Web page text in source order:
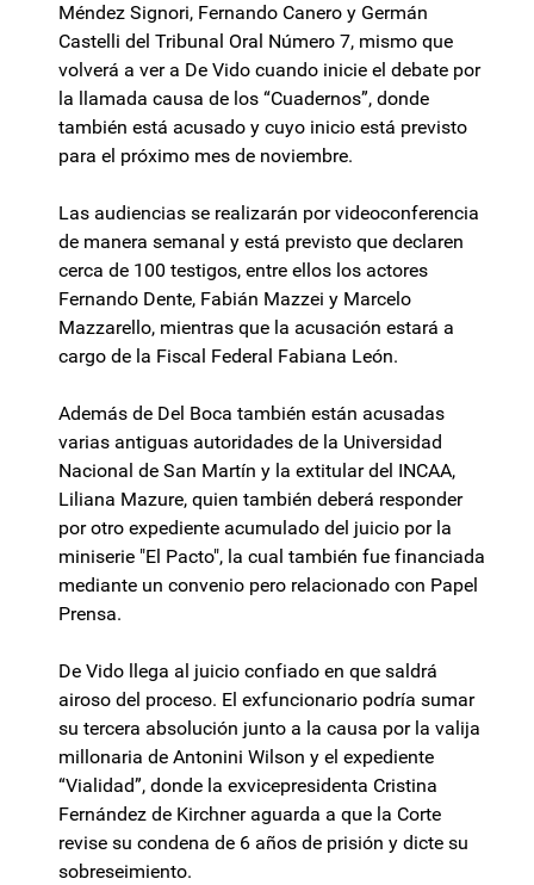
Méndez Signori, Fernando Canero y Germán
Castelli del Tribunal Oral Número 7, mismo que
volverá a ver a De Vido cuando inicie el debate por
la llamada causa de los “Cuadernos”, donde
también está acusado y cuyo inicio está previsto
para el próximo mes de noviembre.
Las audiencias se realizarán por videoconferencia
de manera semanal y está previsto que declaren
cerca de 100 testigos, entre ellos los actores
Fernando Dente, Fabián Mazzei y Marcelo
Mazzarello, mientras que la acusación estará a
cargo de la Fiscal Federal Fabiana León.
Además de Del Boca también están acusadas
varias antiguas autoridades de la Universidad
Nacional de San Martín y la extitular del INCAA,
Liliana Mazure, quien también deberá responder
por otro expediente acumulado del juicio por la
miniserie "El Pacto", la cual también fue financiada
mediante un convenio pero relacionado con Papel
Prensa.
De Vido llega al juicio confiado en que saldrá
airoso del proceso. El exfuncionario podría sumar
su tercera absolución junto a la causa por la valija
millonaria de Antonini Wilson y el expediente
“Vialidad”, donde la exvicepresidenta Cristina
Fernández de Kirchner aguarda a que la Corte
revise su condena de 6 años de prisión y dicte su
sobreseimiento.